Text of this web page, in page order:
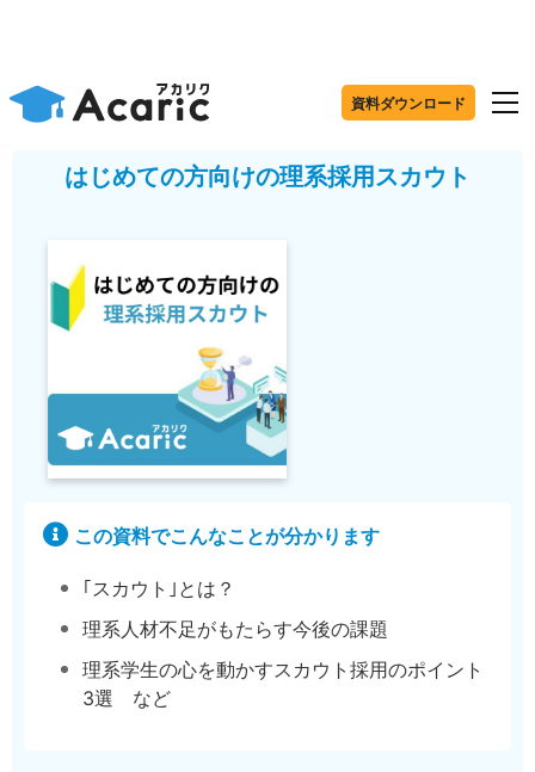
資料ダウンロード
はじめての方向けの理系採用スカウト
この資料でこんなことが分かります
｢スカウト｣とは？
理系人材不足がもたらす今後の課題
理系学生の心を動かすスカウト採用のポイント
3選 など